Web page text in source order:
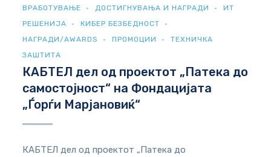
ВРАБОТУВАЊЕ
ДОСТИГНУВАЊА И НАГРАДИ
ИТ
РЕШЕНИЈА
КИБЕР БЕЗБЕДНОСТ
НАГРАДИ/AWARDS
ПРОМОЦИИ
ТЕХНИЧКА
ЗАШТИТА
КАБТЕЛ дел од проектот „Патека до
самостојност“ на Фондацијата
„Ѓорѓи Марјановиќ“
КАБТЕЛ дел од проектот „Патека до